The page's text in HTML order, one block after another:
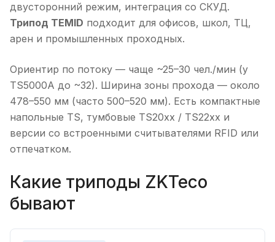
двусторонний режим, интеграция со СКУД.
Трипод TEMID подходит для офисов, школ, ТЦ,
арен и промышленных проходных.
Ориентир по потоку — чаще ~25–30 чел./мин (у
TS5000A до ~32). Ширина зоны прохода — около
478–550 мм (часто 500–520 мм). Есть компактные
напольные TS, тумбовые TS20xx / TS22xx и
версии со встроенными считывателями RFID или
отпечатком.
Какие триподы ZKTeco
бывают